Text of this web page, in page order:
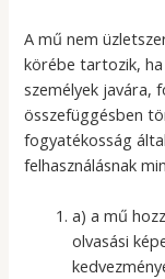
A mű nem
körébe tartozik,
személyek javára,
összefüggésben
fogyatékosság
felhasználásnak
a) a mű
olvasási